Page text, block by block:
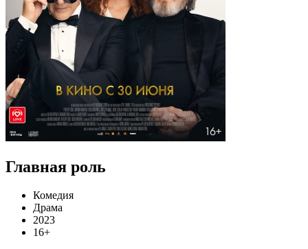
Главная роль
Комедия
Драма
2023
16+